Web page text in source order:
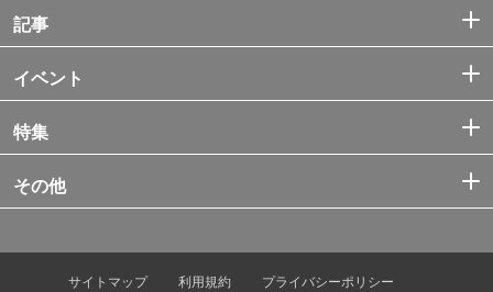
記事
イベント
特集
その他
サイトマップ 利用規約 プライバシーポリシー